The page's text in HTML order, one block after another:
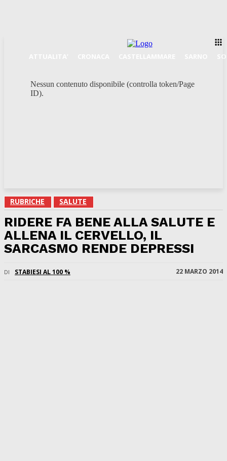
Nessun contenuto disponibile (controlla token/Page
ID).
RUBRICHE SALUTE
RIDERE FA BENE ALLA SALUTE E
ALLENA IL CERVELLO, IL
SARCASMO RENDE DEPRESSI
DI STABIESI AL 100 % 22 MARZO 2014